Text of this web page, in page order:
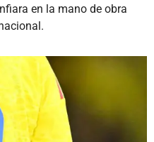
en la mano de obra